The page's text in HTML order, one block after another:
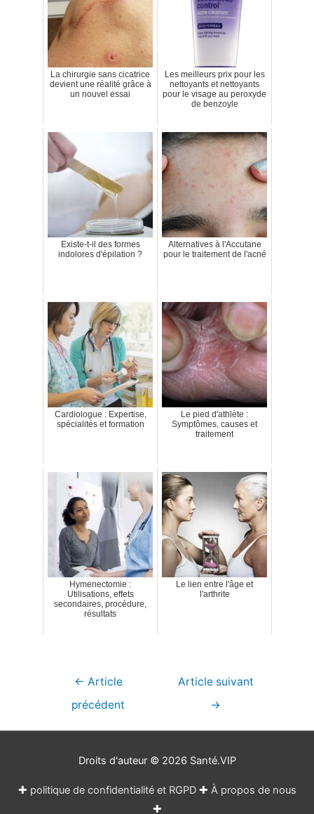
La chirurgie sans cicatrice
devient une réalité grâce à
un nouvel essai
Les meilleurs prix pour les
nettoyants et nettoyants
pour le visage au peroxyde
de benzoyle
Existe-t-il des formes
indolores d'épilation ?
Alternatives à l'Accutane
pour le traitement de l'acné
Cardiologue : Expertise,
spécialités et formation
Le pied d'athlète :
Symptômes, causes et
traitement
Hymenectomie :
Utilisations, effets
secondaires, procédure,
résultats
Le lien entre l'âge et
l'arthrite
Navigation
← Article
précédent
Article suivant
→
Droits d'auteur © 2026 Santé.VIP
✚ politique de confidentialité et RGPD✚ À propos de nous
✚